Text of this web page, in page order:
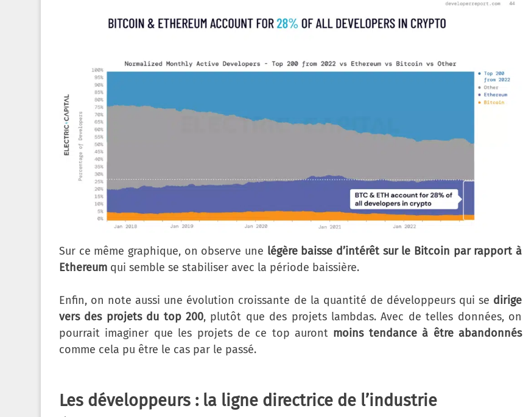
Sur ce même graphique, on observe une légère baisse d’intérêt sur le Bitcoin par rapport à
Ethereum qui semble se stabiliser avec la période baissière.
Enfin, on note aussi une évolution croissante de la quantité de développeurs qui se dirige
vers des projets du top 200, plutôt que des projets lambdas. Avec de telles données, on
pourrait imaginer que les projets de ce top auront moins tendance à être abandonnés
comme cela pu être le cas par le passé.
Les développeurs : la ligne directrice de l’industrie